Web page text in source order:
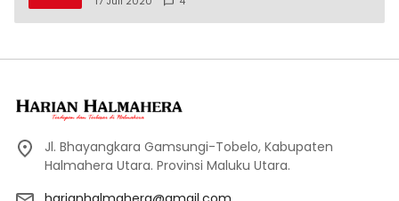
Jl. Bhayangkara Gamsungi-Tobelo, Kabupaten
Halmahera Utara. Provinsi Maluku Utara.